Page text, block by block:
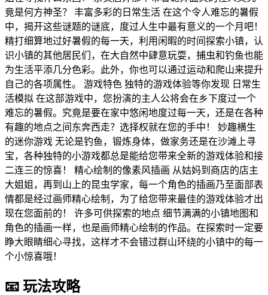
竟是何方神圣？ 丰富多彩的日常生活 在这个令人难忘的暑假
中，揭开这些谜题的谜底，度过人生中最有意义的一个月吧！
精打细算地过好暑假的每一天，利用闲暇的时间探索小镇，认
识小镇的其他居民们，在大自然中肆意玩耍，捕虫和钓鱼也能
为生活平添几分色彩。此外，你也可以通过运动和爬山来提升
自己的各项属性。 游戏特色 独特的游戏体验等你发现 日常生
活模拟 在这部游戏中，您扮演的主人公将会在乡下度过一个
难忘的暑假。究竟是要在家中悠闲地度过每一天，还是在各种
有趣的地点之间东奔西走？选择权就在您的手中！ 妙趣横生
的迷你游戏 无论是钓鱼，锻炼身体，做家务还是在沙滩上寻
宝，各种独特的小游戏都总是能给您带来全新的游戏体验和接
二连三的惊喜！ 精心绘制的像素风插画 从姑妈到商店的店主
大姐姐，再到山上的昆虫学家，每一个角色的插画乃至面部表
情都是经过画师精心绘制，为了给您带来最佳的游戏体验才出
现在您面前的！ 许多可供探索的地点 细节满满的小镇地图和
角色的插画一样，也是画师精心绘制的作品。在探索时一定要
睁大眼睛细心寻找，这样才不会错过群山环绕的小镇中的每一
个小惊喜哦！
📧 玩法攻略